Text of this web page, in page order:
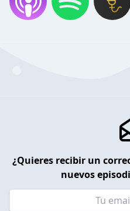
¿Quieres recibir un
nuevos